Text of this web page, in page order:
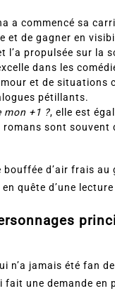
a commencé sa
et de gagner en
l’a propulsée sur la
dans les
et de situations
pétillants.
mon +1 ?, elle est
romans sont souvent
d’air frais au
quête d’une
n’a jamais été fan
une demande en